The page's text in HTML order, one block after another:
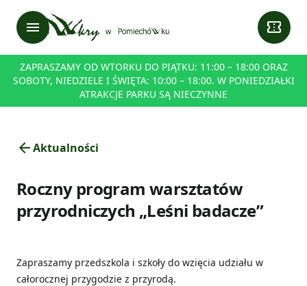
menu confirmation_number
ZAPRASZAMY OD WTORKU DO PIĄTKU: 11:00 – 18:00 ORAZ
SOBOTY, NIEDZIELE I ŚWIĘTA: 10:00 – 18:00. W PONIEDZIAŁKI
ATRAKCJE PARKU SĄ NIECZYNNE
arrow_backAktualności
Roczny program warsztatów
przyrodniczych „Leśni badacze”
Zapraszamy przedszkola i szkoły do wzięcia udziału w
całorocznej przygodzie z przyrodą.